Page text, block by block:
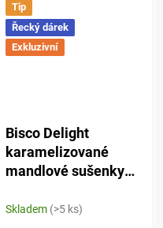
Tip
Řecký dárek
Exkluzivní
Bisco Delight
karamelizované
mandlové sušenky
Skladem (>5 ks)